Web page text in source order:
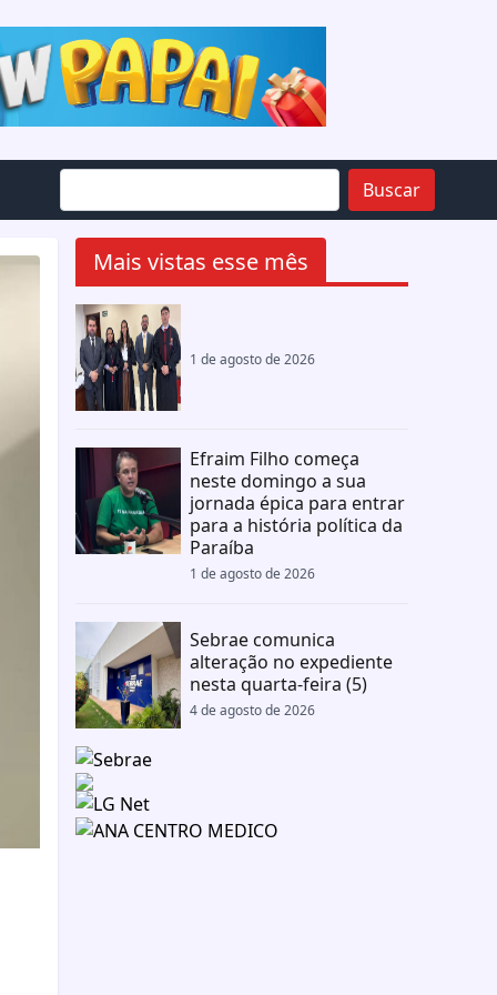
Buscar
Mais vistas esse mês
1 de agosto de 2026
Efraim Filho começa
neste domingo a sua
jornada épica para entrar
para a história política da
Paraíba
1 de agosto de 2026
Sebrae comunica
alteração no expediente
nesta quarta-feira (5)
4 de agosto de 2026